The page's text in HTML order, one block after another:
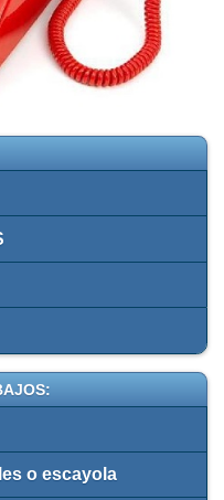
o escayola